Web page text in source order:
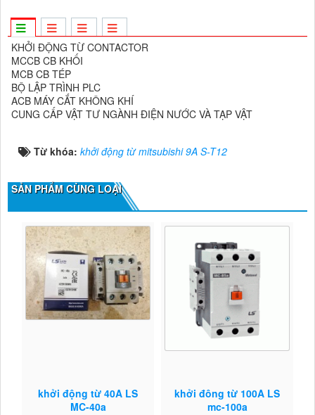
KHỞI ĐỘNG TỪ CONTACTOR
MCCB CB KHỐI
MCB CB TÉP
BỘ LẬP TRÌNH PLC
ACB MÁY CẮT KHÔNG KHÍ
CUNG CẤP VẬT TƯ NGÀNH ĐIỆN NƯỚC VÀ TẠP VẬT
Từ khóa: khởi động từ mitsubishi 9A S-T12
SẢN PHẨM CÙNG LOẠI
khởi động từ 40A LS
MC-40a
khởi đông từ 100A LS
mc-100a